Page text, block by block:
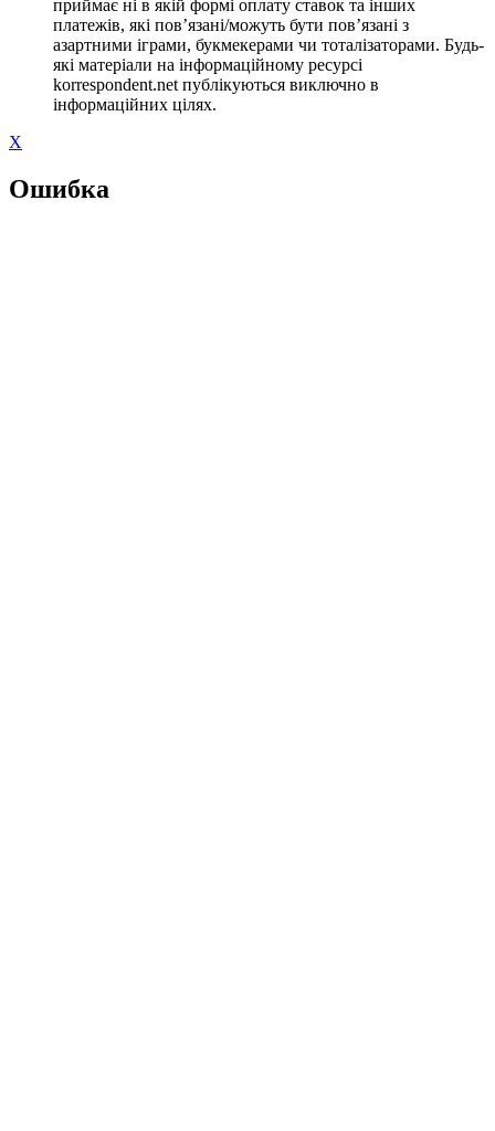
приймає ні в якій формі оплату ставок та інших
платежів, які пов’язані/можуть бути пов’язані з
азартними іграми, букмекерами чи тоталізаторами. Будь-
які матеріали на інформаційному ресурсі
korrespondent.net публікуються виключно в
інформаційних цілях.
X
Ошибка